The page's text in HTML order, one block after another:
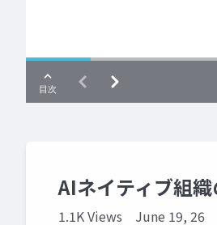
AIネイティブ組
1.1K Views June 19, 26